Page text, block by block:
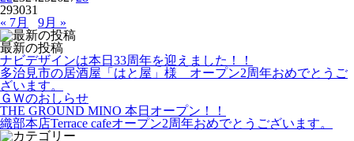
293031
« 7月
9月 »
最新の投稿
ナビデザインは本日33周年を迎えました！！
多治見市の居酒屋「はと屋」様 オープン2周年おめでとうご
ざいます。
ＧＷのおしらせ
THE GROUND MINO 本日オープン！！
織部本店Terrace cafeオープン2周年おめでとうございます。